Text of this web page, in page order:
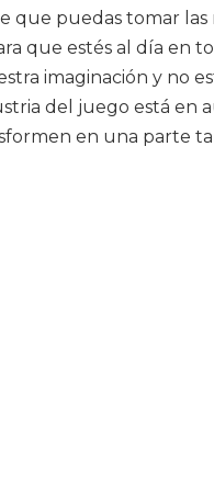
que puedas tomar
que estés al día en
imaginación y no
del juego está en
en una parte